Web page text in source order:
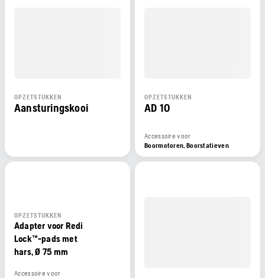
OPZETSTUKKEN
Aansturingskooi
OPZETSTUKKEN
AD 10
Accessoire voor
Boormotoren, Boorstatieven
OPZETSTUKKEN
Adapter voor Redi
Lock™-pads met
hars, Ø 75 mm
Accessoire voor